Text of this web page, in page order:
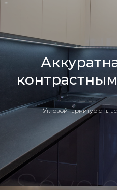
Угловой гарнитур с